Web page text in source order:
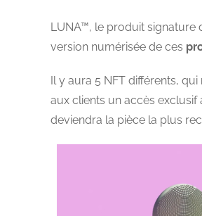
LUNA™, le produit signature
version numérisée de ces
Il y aura 5 NFT différents,
aux clients un accès exclusif
deviendra la pièce la plus